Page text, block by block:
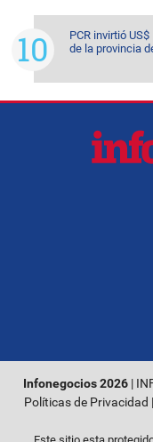
PCR invirtió
de la provincia
Infonegocios 2026 |
Políticas de Privacidad |